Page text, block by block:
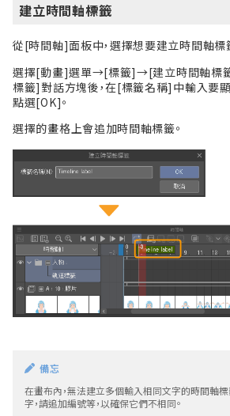
建立時間軸標籤
從[時間軸]面板中，選擇想要建立時間軸標
選擇[動畫]選單→[標籤]→[建立時間軸標
標籤]對話方塊後，在[標籤名稱]中輸入要
點選[OK]。
選擇的畫格上會追加時間軸標籤。
備忘
在畫布內，無法建立多個輸入相同文字的時間軸
字，請追加編號等，以確保它們不相同。